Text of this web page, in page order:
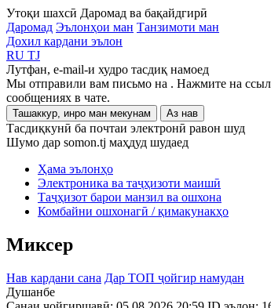
Утоқи шахсӣ Даромад ва бақайдгирӣ
Даромад Эълонҳои ман Танзимоти ман
Дохил кардани эълон
RU TJ
Лутфан, e-mail-и худро тасдиқ намоед
Мы отправили вам письмо на . Нажмите на
сообщениях в чате.
Ташаккур, инро ман мекунам Аз нав
Тасдиқкунӣ ба почтаи электронӣ равон шуд
Шумо дар somon.tj маҳдуд шудаед
Ҳама эълонҳо
Электроника ва таҷҳизоти маишӣ
Таҷҳизот барои манзил ва ошхона
Комбайни ошхонагӣ / қимакунакҳо
Миксер
Нав кардани сана Дар ТОП ҷойгир намудан
Душанбе